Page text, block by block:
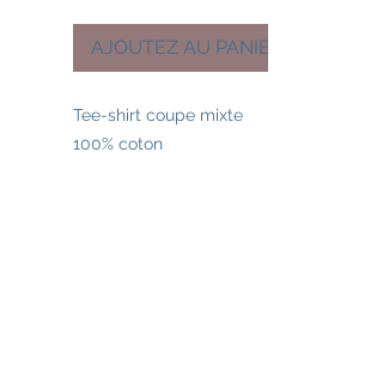
AJOUTEZ AU PANIER
Tee-shirt coupe mixte
100% coton